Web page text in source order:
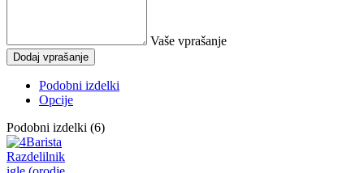
Vaše vprašanje
Dodaj vprašanje
Podobni izdelki
Opcije
Podobni izdelki (6)